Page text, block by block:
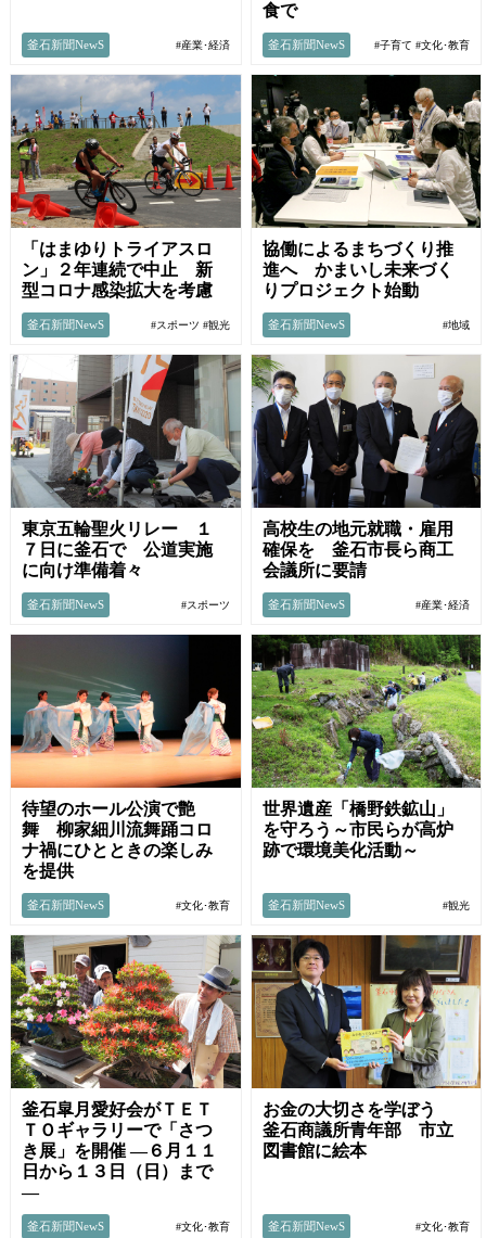
釜石新聞NewS #産業･経済
食で
釜石新聞NewS #子育て #文化･教育
「はまゆりトライアスロ
ン」２年連続で中止 新
型コロナ感染拡大を考慮
釜石新聞NewS #スポーツ #観光
協働によるまちづくり推
進へ かまいし未来づく
りプロジェクト始動
釜石新聞NewS #地域
東京五輪聖火リレー １
７日に釜石で 公道実施
に向け準備着々
釜石新聞NewS #スポーツ
高校生の地元就職・雇用
確保を 釜石市長ら商工
会議所に要請
釜石新聞NewS #産業･経済
待望のホール公演で艶
舞 柳家細川流舞踊コロ
ナ禍にひとときの楽しみ
を提供
釜石新聞NewS #文化･教育
世界遺産「橋野鉄鉱山」
を守ろう～市民らが高炉
跡で環境美化活動～
釜石新聞NewS #観光
釜石皐月愛好会がＴＥＴ
ＴＯギャラリーで「さつ
き展」を開催 ―６月１１
日から１３日（日）まで
―
釜石新聞NewS #文化･教育
お金の大切さを学ぼう
釜石商議所青年部 市立
図書館に絵本
釜石新聞NewS #文化･教育